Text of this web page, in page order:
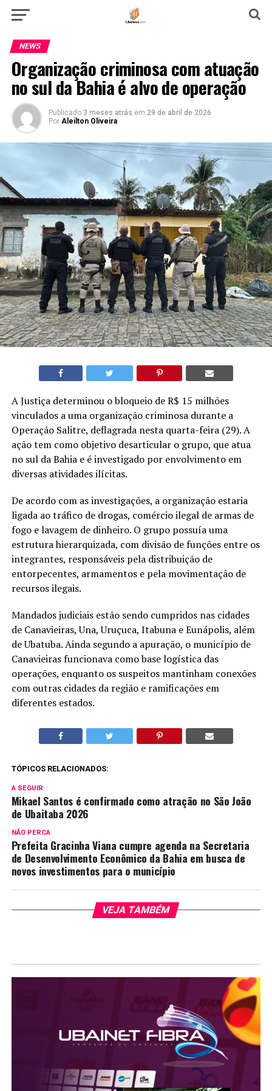
NEWS
Organização criminosa com atuação
no sul da Bahia é alvo de operação
Publicado 3 meses atrás em 29 de abril de 2026
Por Aleilton Oliveira
A Justiça determinou o bloqueio de R$ 15 milhões
vinculados a uma organização criminosa durante a
Operação Salitre, deflagrada nesta quarta-feira (29). A
ação tem como objetivo desarticular o grupo, que atua
no sul da Bahia e é investigado por envolvimento em
diversas atividades ilícitas.
De acordo com as investigações, a organização estaria
ligada ao tráfico de drogas, comércio ilegal de armas de
fogo e lavagem de dinheiro. O grupo possuía uma
estrutura hierarquizada, com divisão de funções entre os
integrantes, responsáveis pela distribuição de
entorpecentes, armamentos e pela movimentação de
recursos ilegais.
Mandados judiciais estão sendo cumpridos nas cidades
de Canavieiras, Una, Uruçuca, Itabuna e Eunápolis, além
de Ubatuba. Ainda segundo a apuração, o município de
Canavieiras funcionava como base logística das
operações, enquanto os suspeitos mantinham conexões
com outras cidades da região e ramificações em
diferentes estados.
TÓPICOS RELACIONADOS:
A SEGUIR
Mikael Santos é confirmado como atração no São João
de Ubaitaba 2026
NÃO PERCA
Prefeita Gracinha Viana cumpre agenda na Secretaria
de Desenvolvimento Econômico da Bahia em busca de
novos investimentos para o município
VEJA TAMBÉM